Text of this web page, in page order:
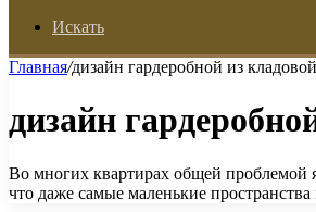
Искать
Главная/дизайн гардеробной из кладовой
дизайн
Во многих квартирах общей проблемой
что даже самые маленькие